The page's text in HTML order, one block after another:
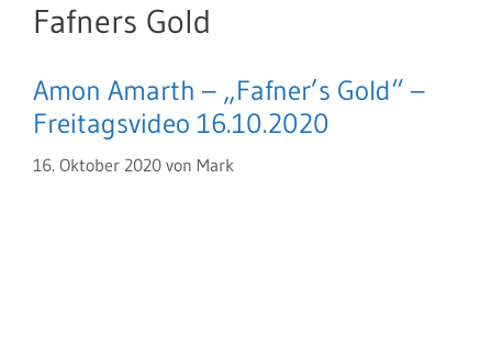
Fafners Gold
Amon Amarth – „Fafner’s Gold“ –
Freitagsvideo 16.10.2020
16. Oktober 2020 von Mark